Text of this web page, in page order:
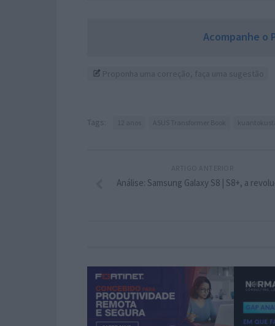
Acompanhe o
Tags:
Análise: Samsung Galaxy S8 | S8+, a